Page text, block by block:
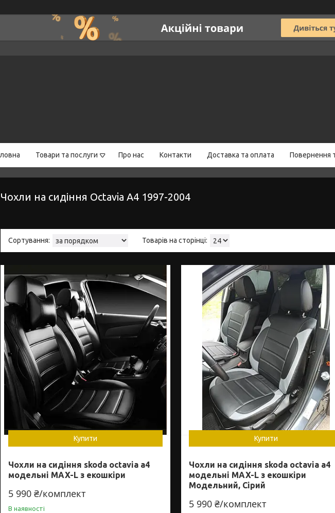
Товари та послуги Про нас Контакти Доставка та оплата Повернення
Чохли на сидіння Octavia A4 1997-2004
Купити
Чохли на сидіння skoda octavia a4
модельні MAX-L з екошкіри
5 990 ₴/комплект
В наявності
Купити
Чохли на сидіння skoda octavia a4
модельні MAX-L з екошкіри
Модельний, Сірий
5 990 ₴/комплект